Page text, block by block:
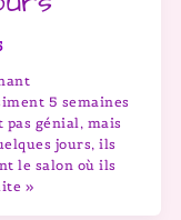
5 semaines
pas génial, mais
jours, ils
le salon où ils
»